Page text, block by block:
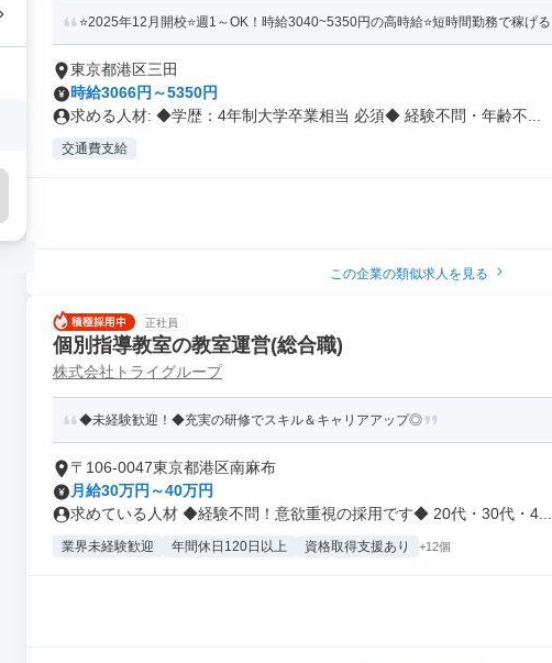
⭐️2025年12月開校⭐️週1～OK！時給3040~5350円の高時給⭐️短時間勤務で稼げ
東京都港区三田
時給3066円～5350円
求める人材: ◆学歴：4年制大学卒業相当 必須◆ 経験不問・年齢不...
交通費支給
この企業の類似求人を見る
正社員
個別指導教室の教室運営(総合職)
株式会社トライグループ
◆未経験歓迎！◆充実の研修でスキル＆キャリアアップ◎
〒106-0047東京都港区南麻布
月給30万円～40万円
求めている人材 ◆経験不問！意欲重視の採用です◆ 20代・30代・4...
業界未経験歓迎 年間休日120日以上 資格取得支援あり +12個